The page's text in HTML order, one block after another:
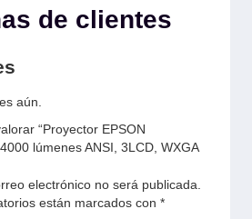
de clientes
aún.
“Proyector EPSON
lúmenes ANSI, 3LCD, WXGA
electrónico no será publicada.
están marcados con *